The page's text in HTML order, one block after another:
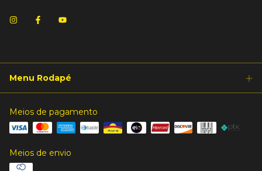
Menu Rodapé
Meios de pagamento
Meios de envio